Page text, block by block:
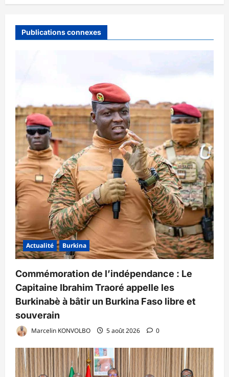
Publications connexes
Actualité Burkina
Commémoration de l’indépendance : Le
Capitaine Ibrahim Traoré appelle les
Burkinabè à bâtir un Burkina Faso libre et
souverain
Marcelin KONVOLBO 5 août 2026 0